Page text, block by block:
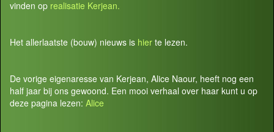
vinden op realisatie Kerjean.
Het allerlaatste (bouw) nieuws is hier te lezen.
De vorige eigenaresse van Kerjean, Alice Naour, heeft nog een
half jaar bij ons gewoond. Een mooi verhaal over haar kunt u op
deze pagina lezen: Alice